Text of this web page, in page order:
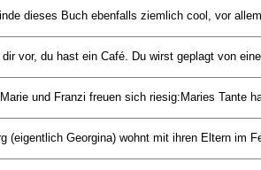
dieses Buch ebenfalls ziemlich cool, vor
vor, du hast ein Café. Du wirst geplagt von
und Franzi freuen sich riesig:Maries Tante
(eigentlich Georgina) wohnt mit ihren Eltern im